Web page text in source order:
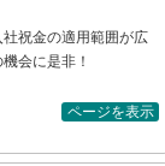
祝金の適用範囲が広
会に是非！
ページを表示